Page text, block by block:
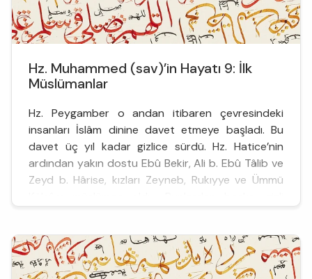
Hz. Muhammed (sav)’in Hayatı 9: İlk
Müslümanlar
Hz. Peygamber o andan itibaren çevresindeki
insanları İslâm dinine davet etmeye başladı. Bu
davet üç yıl kadar gizlice sürdü. Hz. Hatice’nin
ardından yakın dostu Ebû Bekir, Ali b. Ebû Tâlib ve
Zeyd b. Hârise, kızları Zeyneb, Rukıyye ve Ümmü
Avf, Talha b...